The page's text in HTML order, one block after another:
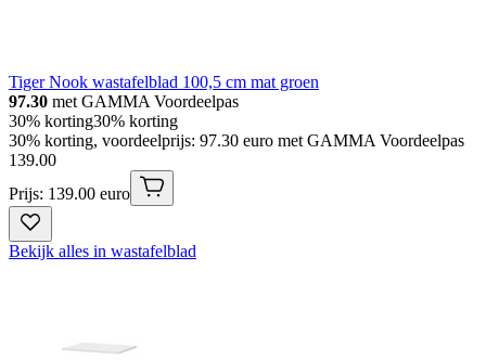
Tiger Nook wastafelblad 100,5 cm mat groen
97.30 met GAMMA Voordeelpas
30% korting30% korting
30% korting, voordeelprijs: 97.30 euro met GAMMA Voordeelpas
139.00
Prijs: 139.00 euro
Bekijk alles in wastafelblad